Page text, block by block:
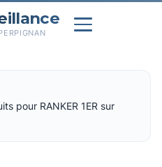
pour RANKER 1ER sur